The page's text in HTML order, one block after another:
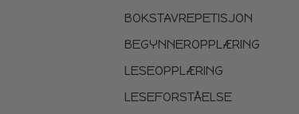
BOKSTAVREPETISJON
BEGYNNEROPPLÆRING
LESEOPPLÆRING
LESEFORSTÅELSE